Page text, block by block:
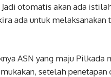
otomatis akan ada
ada untuk
ASN yang maju
setelah